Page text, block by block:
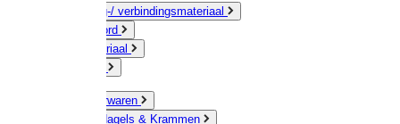
Verpakking-/ verbindingsmateriaal
Touw / Koord
Afdekmateriaal
Kleine ijzerwaren
Spijkers, Nagels & Krammen